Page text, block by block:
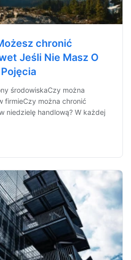
chronić
Jeśli Nie Masz O
środowiskaCzy można
firmieCzy można chronić
niedzielę handlową? W każdej